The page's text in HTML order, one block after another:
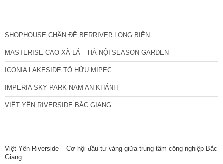
SHOPHOUSE CHÂN ĐẾ BERRIVER LONG BIÊN
MASTERISE CAO XÀ LÁ – HÀ NỘI SEASON GARDEN
ICONIA LAKESIDE TỐ HỮU MIPEC
IMPERIA SKY PARK NAM AN KHÁNH
VIỆT YÊN RIVERSIDE BẮC GIANG
Việt Yên Riverside – Cơ hội đầu tư vàng giữa trung tâm công nghiệp Bắc
Giang